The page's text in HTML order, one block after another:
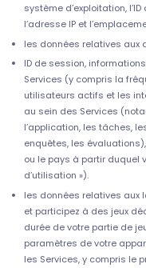
système d’exploitation,
l’adresse IP et
les données relatives aux
ID de session,
Services (y compris la
utilisateurs actifs et les
au sein des Services
l’application, les tâches,
enquêtes, les
ou le pays à partir duquel
d’utilisation »).
les données relatives aux
et participez à des jeux
durée de votre partie de
paramètres de votre
les Services, y compris le